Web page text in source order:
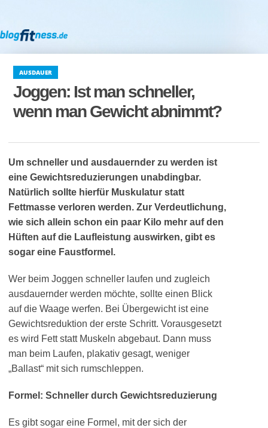
AUSDAUER
Joggen: Ist man schneller,
wenn man Gewicht abnimmt?
Um schneller und ausdauernder zu werden ist
eine Gewichtsreduzierungen unabdingbar.
Natürlich sollte hierfür Muskulatur statt
Fettmasse verloren werden. Zur Verdeutlichung,
wie sich allein schon ein paar Kilo mehr auf den
Hüften auf die Laufleistung auswirken, gibt es
sogar eine Faustformel.
Wer beim Joggen schneller laufen und zugleich
ausdauernder werden möchte, sollte einen Blick
auf die Waage werfen. Bei Übergewicht ist eine
Gewichtsreduktion der erste Schritt. Vorausgesetzt
es wird Fett statt Muskeln abgebaut. Dann muss
man beim Laufen, plakativ gesagt, weniger
„Ballast“ mit sich rumschleppen.
Formel: Schneller durch Gewichtsreduzierung
Es gibt sogar eine Formel, mit der sich der